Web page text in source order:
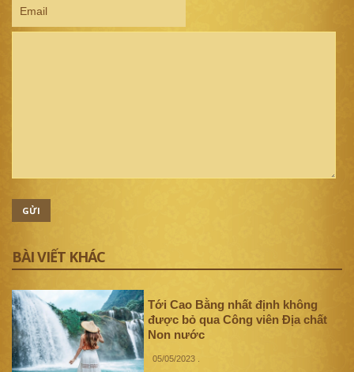
GỬI
BÀI VIẾT KHÁC
Tới Cao Bằng nhất định không
được bỏ qua Công viên Địa chất
Non nước
05/05/2023